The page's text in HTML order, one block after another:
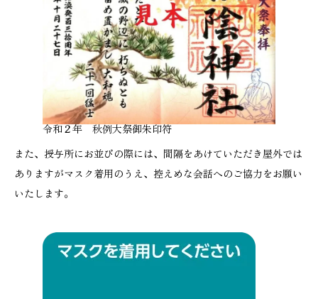
令和２年 秋例大祭御朱印符
また、授与所にお並びの際には、間隔をあけていただき屋外では
ありますがマスク着用のうえ、控えめな会話へのご協力をお願い
いたします。